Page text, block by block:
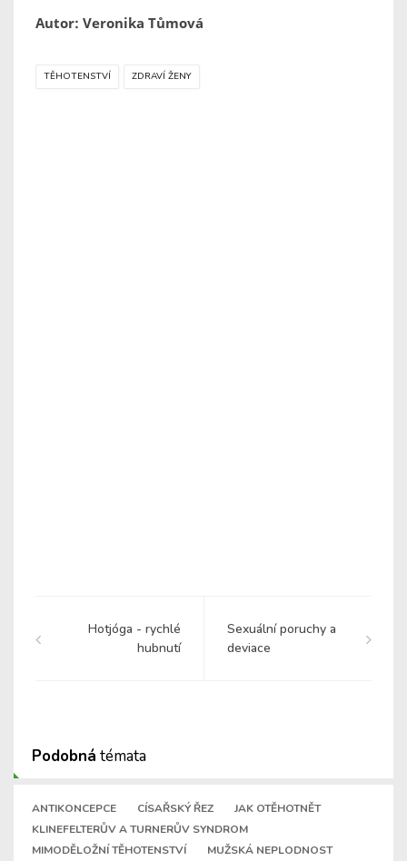
Autor: Veronika Tůmová
TĚHOTENSTVÍ ZDRAVÍ ŽENY
Hotjóga - rychlé
hubnutí
Sexuální poruchy a
deviace
Podobná témata
ANTIKONCEPCE CÍSAŘSKÝ ŘEZ
JAK OTĚHOTNĚT
KLINEFELTERŮV A TURNERŮV SYNDROM
MIMODĚLOŽNÍ TĚHOTENSTVÍ
MUŽSKÁ NEPLODNOST